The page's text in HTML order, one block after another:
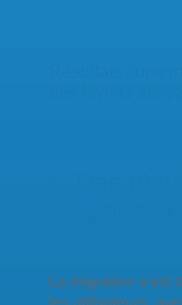
La migration s’est